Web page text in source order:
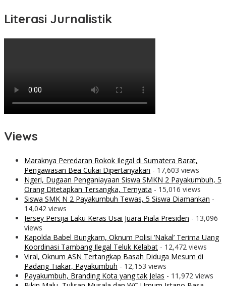
Literasi Jurnalistik
Views
Maraknya Peredaran Rokok Ilegal di Sumatera Barat,
Pengawasan Bea Cukai Dipertanyakan - 17,603 views
Ngeri, Dugaan Penganiayaan Siswa SMKN 2 Payakumbuh, 5
Orang Ditetapkan Tersangka, Ternyata - 15,016 views
Siswa SMK N 2 Payakumbuh Tewas, 5 Siswa Diamankan -
14,042 views
Jersey Persija Laku Keras Usai Juara Piala Presiden - 13,096
views
Kapolda Babel Bungkam, Oknum Polisi ‘Nakal’ Terima Uang
Koordinasi Tambang Ilegal Teluk Kelabat - 12,472 views
Viral, Oknum ASN Tertangkap Basah Diduga Mesum di
Padang Tiakar, Payakumbuh - 12,153 views
Payakumbuh, Branding Kota yang tak Jelas - 11,972 views